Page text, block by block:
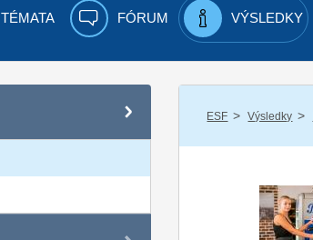
TÉMATA FÓRUM VÝSLEDKY
ESF / Výsledky /